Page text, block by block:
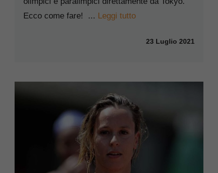
Ecco come fare! ... Leggi tutto
23 Luglio 2021